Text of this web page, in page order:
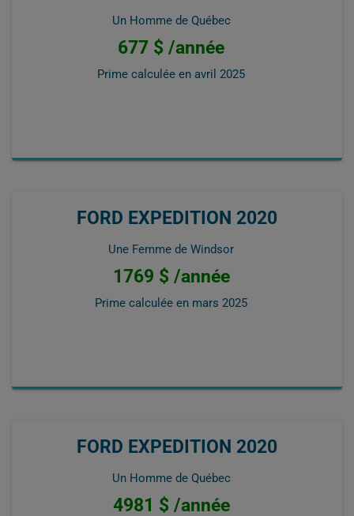
Un Homme de Québec
677 $ /année
Prime calculée en avril 2025
FORD EXPEDITION 2020
Une Femme de Windsor
1769 $ /année
Prime calculée en mars 2025
FORD EXPEDITION 2020
Un Homme de Québec
4981 $ /année